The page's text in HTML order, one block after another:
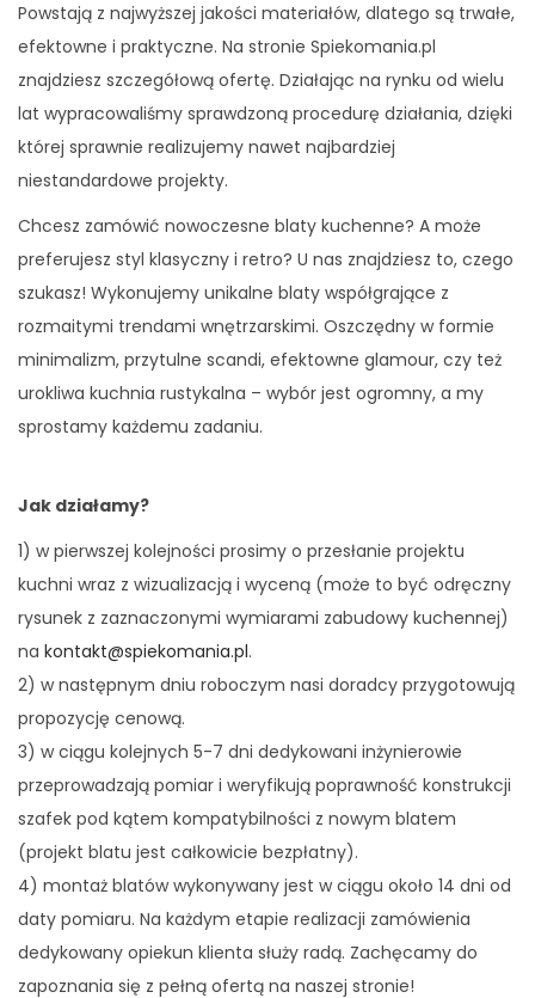
Powstają z najwyższej jakości materiałów, dlatego są trwałe,
efektowne i praktyczne. Na stronie Spiekomania.pl
znajdziesz szczegółową ofertę. Działając na rynku od wielu
lat wypracowaliśmy sprawdzoną procedurę działania, dzięki
której sprawnie realizujemy nawet najbardziej
niestandardowe projekty.
Chcesz zamówić nowoczesne blaty kuchenne? A może
preferujesz styl klasyczny i retro? U nas znajdziesz to, czego
szukasz! Wykonujemy unikalne blaty współgrające z
rozmaitymi trendami wnętrzarskimi. Oszczędny w formie
minimalizm, przytulne scandi, efektowne glamour, czy też
urokliwa kuchnia rustykalna – wybór jest ogromny, a my
sprostamy każdemu zadaniu.
Jak działamy?
1) w pierwszej kolejności prosimy o przesłanie projektu
kuchni wraz z wizualizacją i wyceną (może to być odręczny
rysunek z zaznaczonymi wymiarami zabudowy kuchennej)
na kontakt@spiekomania.pl.
2) w następnym dniu roboczym nasi doradcy przygotowują
propozycję cenową.
3) w ciągu kolejnych 5-7 dni dedykowani inżynierowie
przeprowadzają pomiar i weryfikują poprawność konstrukcji
szafek pod kątem kompatybilności z nowym blatem
(projekt blatu jest całkowicie bezpłatny).
4) montaż blatów wykonywany jest w ciągu około 14 dni od
daty pomiaru. Na każdym etapie realizacji zamówienia
dedykowany opiekun klienta służy radą. Zachęcamy do
zapoznania się z pełną ofertą na naszej stronie!